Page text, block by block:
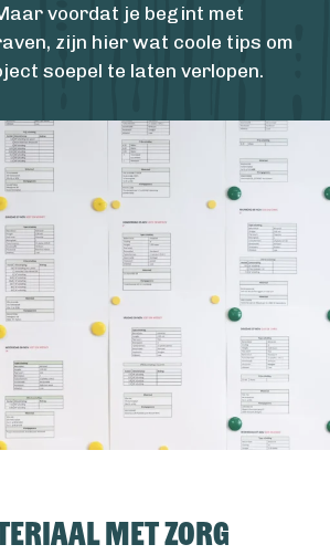
voordat je begint met
zijn hier wat coole tips om
soepel te laten verlopen.
met zorg